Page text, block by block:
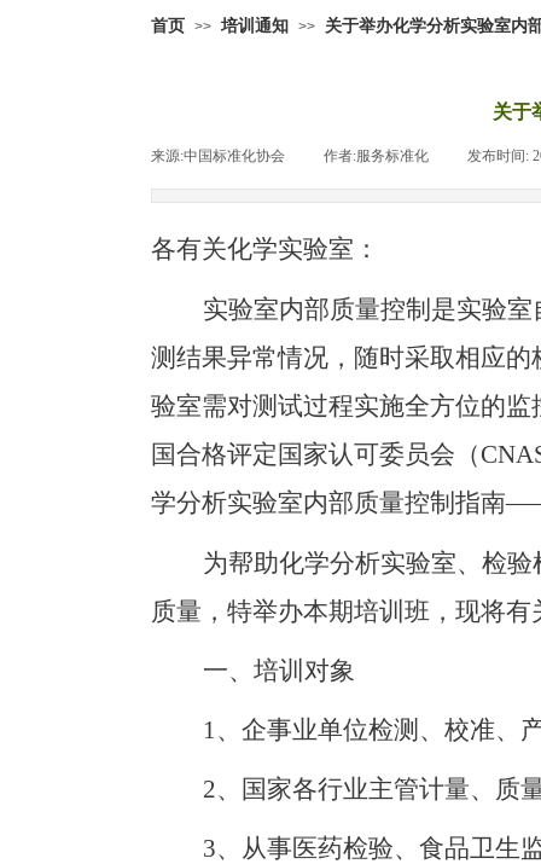
首页 >> 培训通知 >> 关于举办化学分析实验室内
关于
来源:中国标准化协会 作者:服务标准化 发布时间:
各有关化学实验室：
实验室内部质量控制是实验
测结果异常情况，随时采取相应
验室需对测试过程实施全方位的
国合格评定国家认可委员会（
学分析实验室内部质量控制指南
为帮助化学分析实验室、检
质量，特举办本期培训班，现将
一、培训对象
1、企事业单位检测、校准、
2、国家各行业主管计量、质
3、从事医药检验、食品卫生